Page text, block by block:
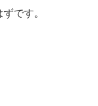
です。